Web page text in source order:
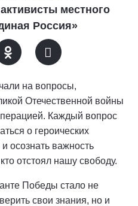
местного
Россия»
на вопросы,
Отечественной войны
Каждый вопрос
о героических
осознать важность
отстоял нашу свободу.
Победы стало не
свои знания, но и